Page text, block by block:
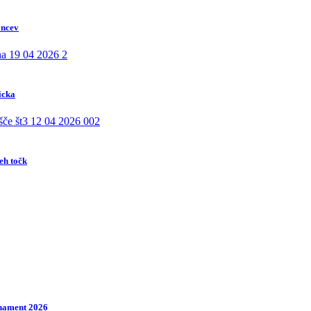
točk
2026